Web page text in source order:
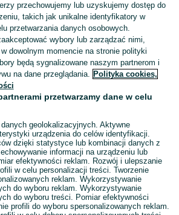
Zobacz
przechowujemy lub uzyskujemy dostęp do
takich jak unikalne identyfikatory w
przetwarzania danych osobowych.
wybory lub zarządzać nimi,
dowolnym momencie na stronie polityki
będą sygnalizowane naszym partnerom i
na dane przeglądania. Polityka cookies,
przetwarzamy dane w celu
danych geolokalizacyjnych. Aktywne
urządzenia do celów identyfikacji.
dzięki statystyce lub kombinacji danych z
informacji na urządzeniu lub
efektywności reklam. Rozwój i ulepszanie
w celu personalizacji treści. Tworzenie
reklam. Wykorzystywanie
do wyboru reklam. Wykorzystywanie
do wyboru treści. Pomiar efektywności
profili do wyboru spersonalizowanych reklam.